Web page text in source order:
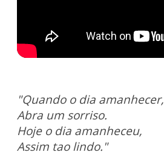
"Quando o dia amanhecer,
Abra um sorriso.
Hoje o dia amanheceu,
Assim tao lindo."